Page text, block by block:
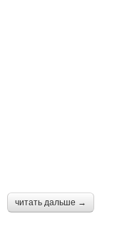
читать дальше →